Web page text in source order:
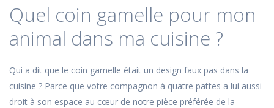
Quel coin gamelle pour mon
animal dans ma cuisine ?
Qui a dit que le coin gamelle était un design faux pas dans la
cuisine ? Parce que votre compagnon à quatre pattes a lui aussi
droit à son espace au cœur de notre pièce préférée de la